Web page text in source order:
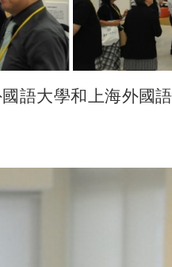
語大學和上海外國